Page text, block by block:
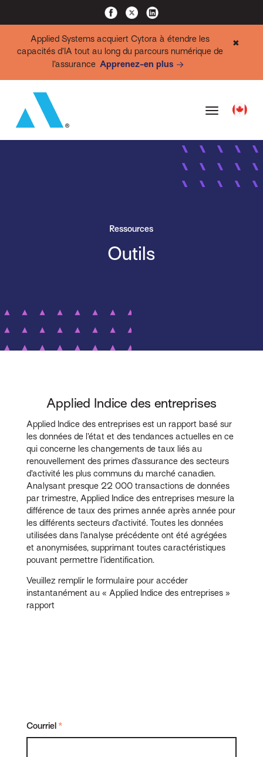
Applied Systems acquiert Cytora à étendre les
capacités d’IA tout au long du parcours numérique de
l’assurance Apprenez-en plus
✖
Ressources
Outils
Applied Indice des entreprises
Applied Indice des entreprises est un rapport basé sur
les données de l’état et des tendances actuelles en ce
qui concerne les changements de taux liés au
renouvellement des primes d’assurance des secteurs
d’activité les plus communs du marché canadien.
Analysant presque 22 000 transactions de données
par trimestre, Applied Indice des entreprises mesure la
différence de taux des primes année après année pour
les différents secteurs d’activité. Toutes les données
utilisées dans l’analyse précédente ont été agrégées
et anonymisées, supprimant toutes caractéristiques
pouvant permettre l’identification.
Veuillez remplir le formulaire pour accéder
instantanément au « Applied Indice des entreprises »
rapport
*
Courriel